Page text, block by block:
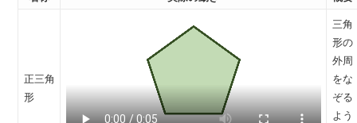
正三角
形
三角
形の
外周
をな
ぞる
よう